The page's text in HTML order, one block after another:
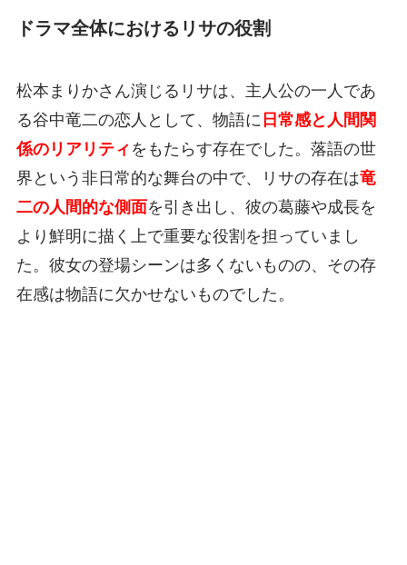
ドラマ全体におけるリサの役割
松本まりかさん演じるリサは、主人公の一人であ
る谷中竜二の恋人として、物語に 日常感と人間関
係のリアリティ をもたらす存在でした。落語の世
界という非日常的な舞台の中で、リサの存在は竜
二の人間的な側面を引き出し、彼の葛藤や成長を
より鮮明に描く上で重要な役割を担っていまし
た。彼女の登場シーンは多くないものの、その存
在感は物語に欠かせないものでした。